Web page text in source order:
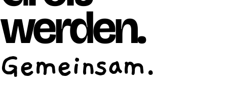
Essen
Kontakt
werden.
Gemeinsam.